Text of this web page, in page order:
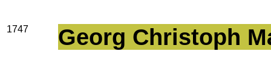
1747 Georg Christoph